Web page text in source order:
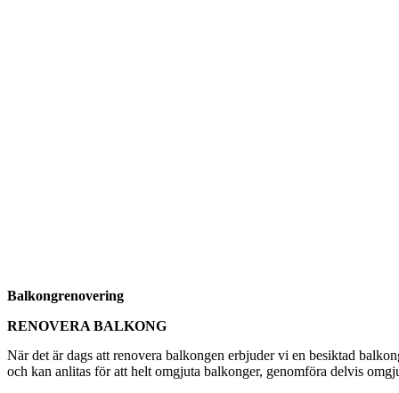
Balkongrenovering
RENOVERA BALKONG
När det är dags att renovera balkongen erbjuder vi en besiktad
och kan anlitas för att helt omgjuta balkonger, genomföra delvis